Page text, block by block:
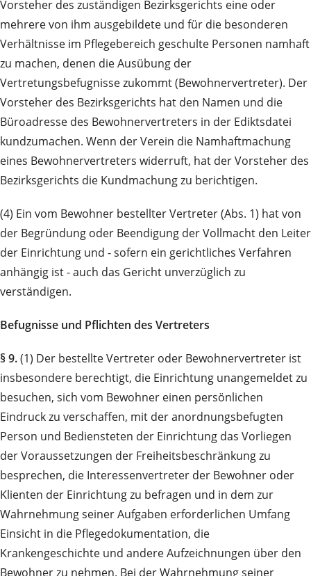
Vorsteher des zuständigen Bezirksgerichts eine oder
mehrere von ihm ausgebildete und für die besonderen
Verhältnisse im Pflegebereich geschulte Personen nam­haft
zu machen, denen die Ausübung der
Vertretungsbefugnisse zukommt (Bewohnervertreter). Der
Vor­steher des Bezirksgerichts hat den Namen und die
Büroadresse des Bewohnervertreters in der Ediktsdatei
kund­zu­machen. Wenn der Verein die Namhaftmachung
eines Bewohnervertreters widerruft, hat der Vorsteher des
Be­zirks­gerichts die Kundmachung zu berichtigen.
(4) Ein vom Bewohner bestellter Vertreter (Abs. 1) hat von
der Begründung oder Beendigung der Vollmacht den Leiter
der Einrichtung und - sofern ein gerichtliches Verfahren
anhängig ist - auch das Gericht unverzüglich zu
verständigen.
Befugnisse und Pflichten des Vertreters
§ 9.(1) Der bestellte Vertreter oder Bewohnervertreter ist
insbesondere berechtigt, die Ein­richtung unangemeldet zu
besuchen, sich vom Bewohner einen persönlichen
Eindruck zu verschaffen, mit der anordnungs­befugten
Person und Bediensteten der Einrichtung das Vorliegen
der Voraussetzungen der Freiheitsbeschränkung zu
besprechen, die Interessenvertreter der Bewohner oder
Klienten der Ein­rich­tung zu befragen und in dem zur
Wahrnehmung seiner Aufgaben erforderlichen Umfang
Einsicht in die Pfle­ge­dokumentation, die
Krankengeschichte und andere Aufzeichnungen über den
Bewohner zu nehmen. Bei der Wahrnehmung seiner